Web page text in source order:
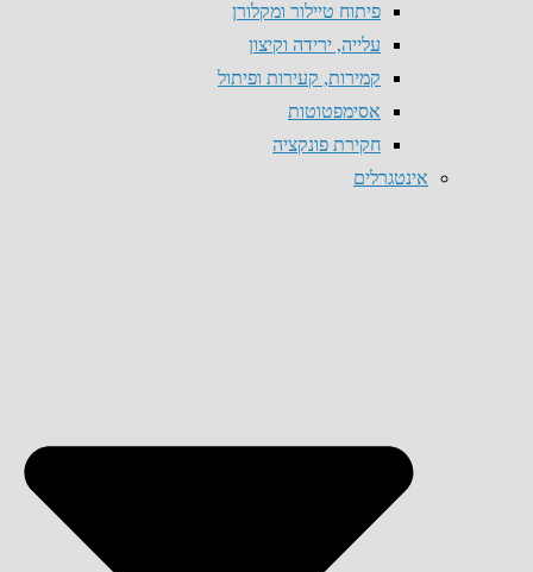
פיתוח טיילור ומקלורן
עלייה, ירידה וקיצון
קמירות, קעירות ופיתול
אסימפטוטות
חקירת פונקציה
אינטגרלים